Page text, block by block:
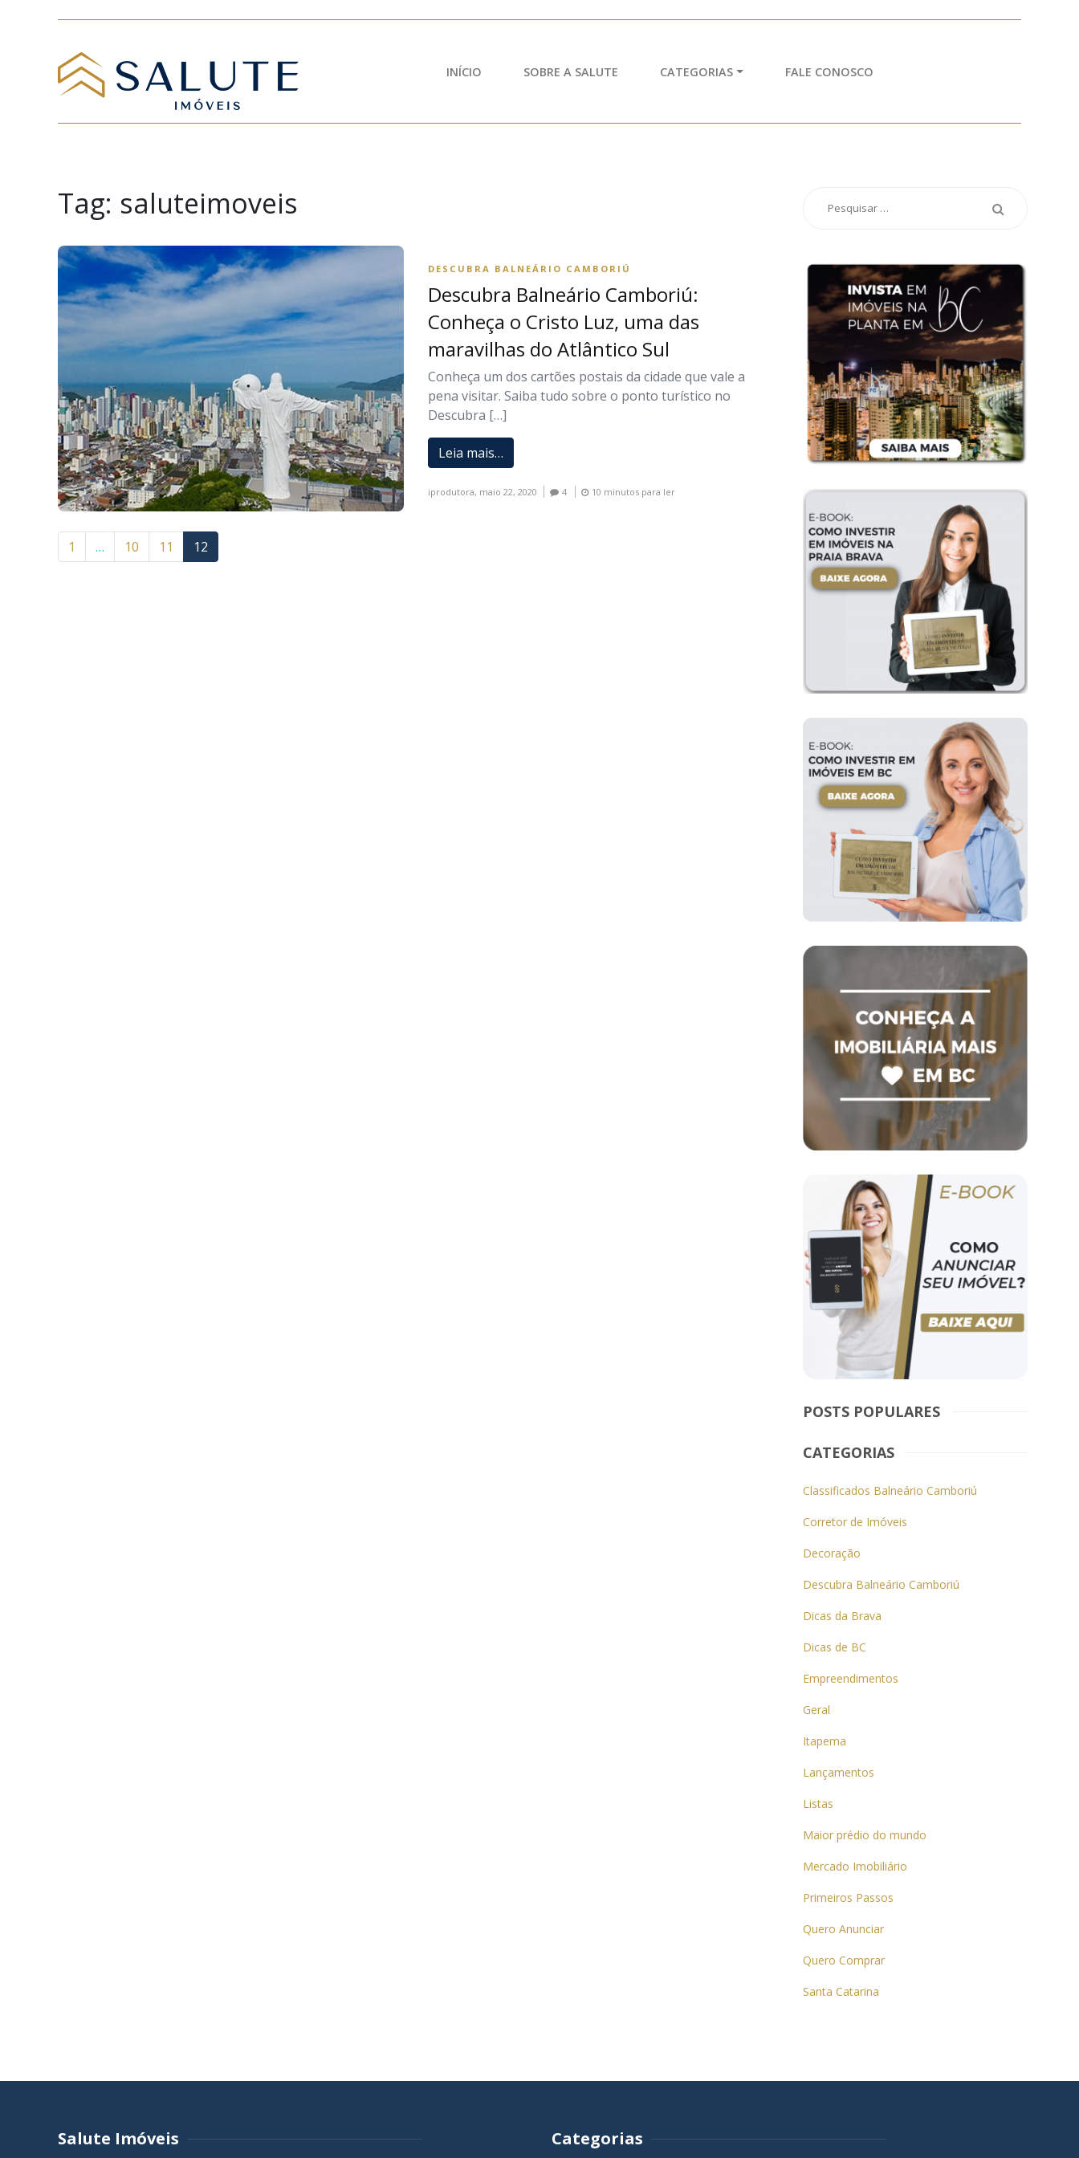
INÍCIO SOBRE A SALUTE CATEGORIAS FALE CONOSCO
Tag: saluteimoveis
DESCUBRA BALNEÁRIO CAMBORIÚ
Descubra Balneário Camboriú:
Conheça o Cristo Luz, uma das
maravilhas do Atlântico Sul
Conheça um dos cartões postais da cidade que vale a
pena visitar. Saiba tudo sobre o ponto turístico no
Descubra […]
Leia mais…
iprodutora, maio 22, 2020 4 10 minutos para ler
1 … 10 11 12
POSTS POPULARES
CATEGORIAS
Classificados Balneário Camboriú
Corretor de Imóveis
Decoração
Descubra Balneário Camboriú
Dicas da Brava
Dicas de BC
Empreendimentos
Geral
Itapema
Lançamentos
Listas
Maior prédio do mundo
Mercado Imobiliário
Primeiros Passos
Quero Anunciar
Quero Comprar
Santa Catarina
Salute Imóveis Categorias